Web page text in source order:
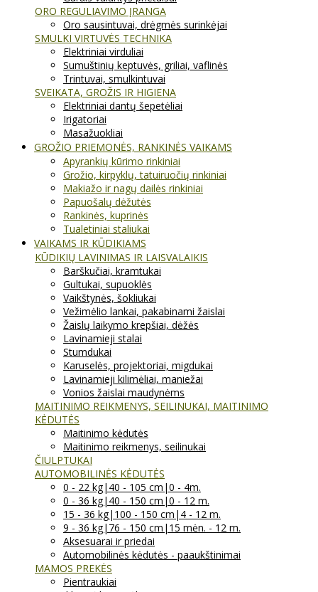
ORO REGULIAVIMO ĮRANGA
Oro sausintuvai, drėgmės surinkėjai
SMULKI VIRTUVĖS TECHNIKA
Elektriniai virduliai
Sumuštinių keptuvės, griliai, vaflinės
Trintuvai, smulkintuvai
SVEIKATA, GROŽIS IR HIGIENA
Elektriniai dantų šepetėliai
Irigatoriai
Masažuokliai
GROŽIO PRIEMONĖS, RANKINĖS VAIKAMS
Apyrankių kūrimo rinkiniai
Grožio, kirpyklų, tatuiruočių rinkiniai
Makiažo ir nagų dailės rinkiniai
Papuošalų dėžutės
Rankinės, kuprinės
Tualetiniai staliukai
VAIKAMS IR KŪDIKIAMS
KŪDIKIŲ LAVINIMAS IR LAISVALAIKIS
Barškučiai, kramtukai
Gultukai, supuoklės
Vaikštynės, šokliukai
Vežimėlio lankai, pakabinami žaislai
Žaislų laikymo krepšiai, dėžės
Lavinamieji stalai
Stumdukai
Karuselės, projektoriai, migdukai
Lavinamieji kilimėliai, maniežai
Vonios žaislai maudynėms
MAITINIMO REIKMENYS, SEILINUKAI, MAITINIMO
KĖDUTĖS
Maitinimo kėdutės
Maitinimo reikmenys, seilinukai
ČIULPTUKAI
AUTOMOBILINĖS KĖDUTĖS
0 - 22 kg|40 - 105 cm|0 - 4m.
0 - 36 kg|40 - 150 cm|0 - 12 m.
15 - 36 kg|100 - 150 cm|4 - 12 m.
9 - 36 kg|76 - 150 cm|15 mėn. - 12 m.
Aksesuarai ir priedai
Automobilinės kėdutės - paaukštinimai
MAMOS PREKĖS
Pientraukiai